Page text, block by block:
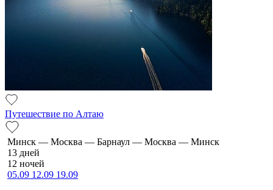
Путешествие по Алтаю
Минск — Москва — Барнаул — Москва — Минск
13 дней
12 ночей
05.09 12.09 19.09